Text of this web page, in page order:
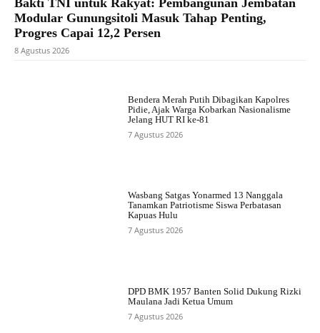
Bakti TNI untuk Rakyat: Pembangunan Jembatan
Modular Gunungsitoli Masuk Tahap Penting,
Progres Capai 12,2 Persen
8 Agustus 2026
Bendera Merah Putih Dibagikan Kapolres
Pidie, Ajak Warga Kobarkan Nasionalisme
Jelang HUT RI ke-81
7 Agustus 2026
Wasbang Satgas Yonarmed 13 Nanggala
Tanamkan Patriotisme Siswa Perbatasan
Kapuas Hulu
7 Agustus 2026
DPD BMK 1957 Banten Solid Dukung Rizki
Maulana Jadi Ketua Umum
7 Agustus 2026